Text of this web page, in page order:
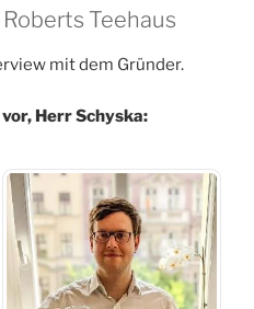
Teehaus
mit dem Gründer.
Herr Schyska: